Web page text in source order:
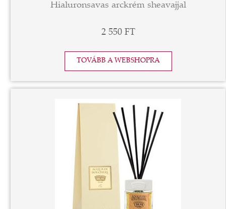
Hialuronsavas arckrém sheavajjal
2 550 FT
TOVÁBB A WEBSHOPRA